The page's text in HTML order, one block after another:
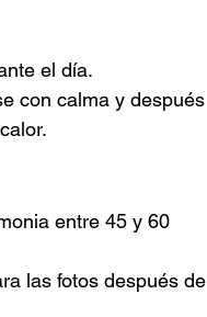
el día.
con calma y después
entre 45 y 60
las fotos después de